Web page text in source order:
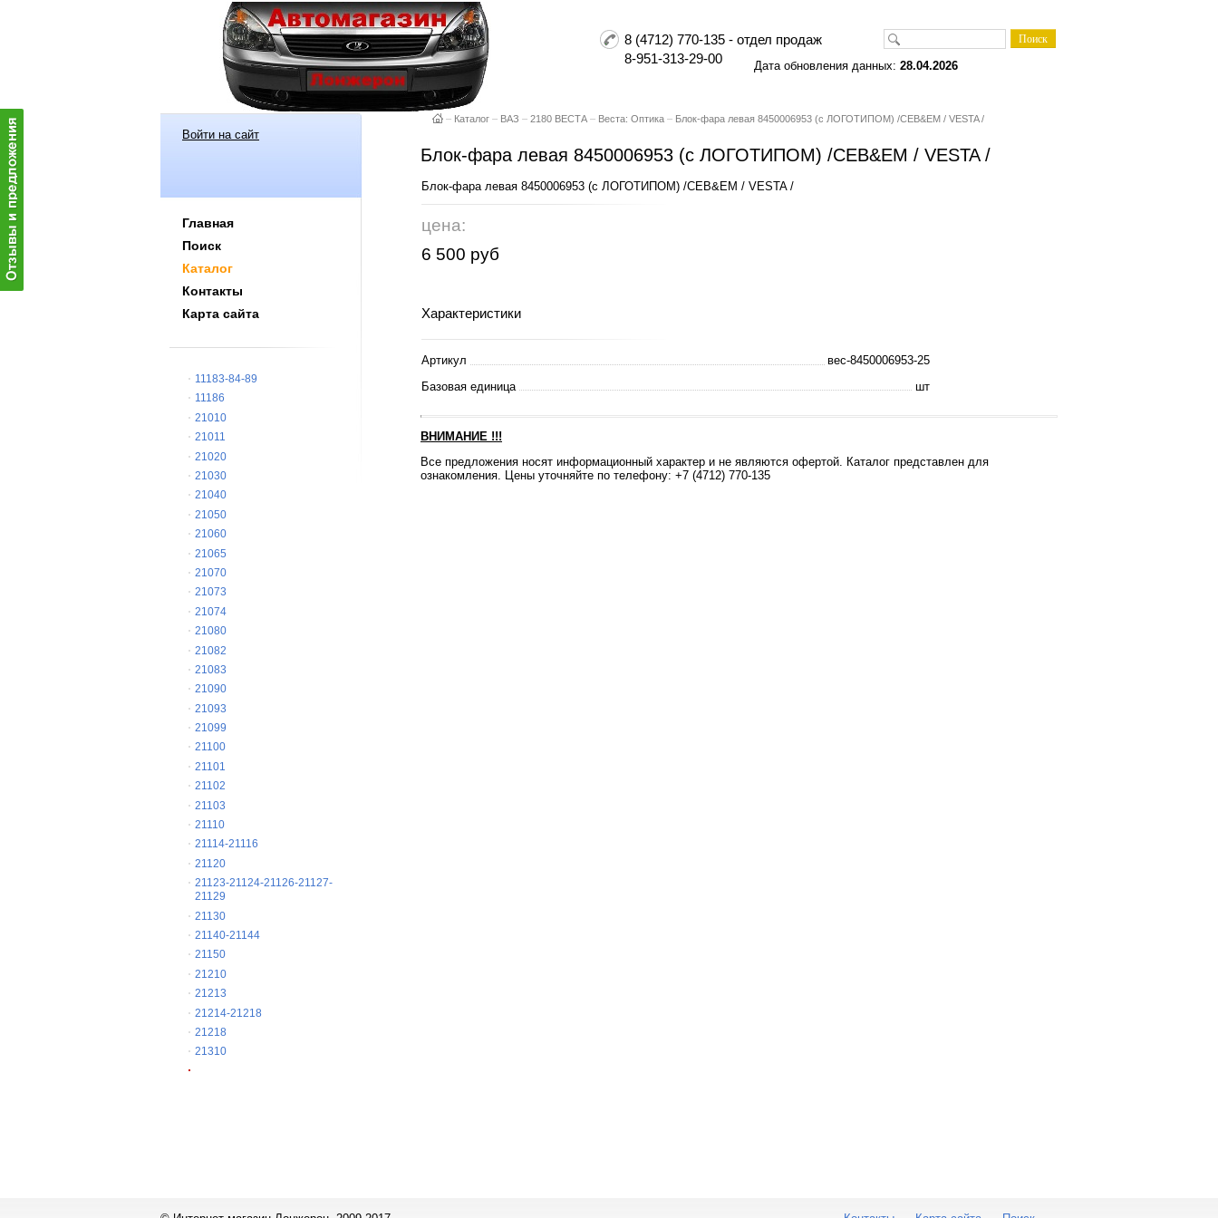
8 (4712) 770-135 - отдел продаж
8-951-313-29-00
Дата обновления данных: 28.04.2026
Войти на сайт
Главная
Поиск
Каталог
Контакты
Карта сайта
11183-84-89
11186
21010
21011
21020
21030
21040
21050
21060
21065
21070
21073
21074
21080
21082
21083
21090
21093
21099
21100
21101
21102
21103
21110
21114-21116
21120
21123-21124-21126-21127-
21129
21130
21140-21144
21150
21210
21213
21214-21218
21218
21310
– Каталог – ВАЗ – 2180 ВЕСТА – Веста: Оптика – Блок-фара левая 8450006953 (с ЛОГОТИПОМ) /CEB&EM / VESTA /
Блок-фара левая 8450006953 (с ЛОГОТИПОМ) /CEB&EM / VESTA /
Блок-фара левая 8450006953 (с ЛОГОТИПОМ) /CEB&EM / VESTA /
цена:
6 500 руб
Характеристики
Артикул
вес-8450006953-25
Базовая единица
шт
ВНИМАНИЕ !!!
Все предложения носят информационный характер и не являются офертой. Каталог представлен для
ознакомления. Цены уточняйте по телефону: +7 (4712) 770-135